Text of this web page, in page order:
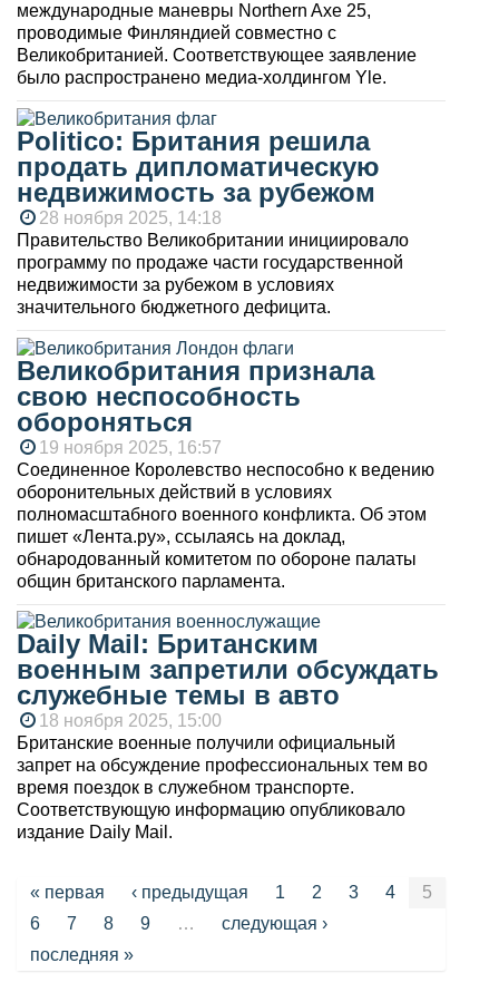
международные маневры Northern Axe 25,
проводимые Финляндией совместно с
Великобританией. Соответствующее заявление
было распространено медиа-холдингом Yle.
Politico: Британия решила
продать дипломатическую
недвижимость за рубежом
28 ноября 2025, 14:18
Правительство Великобритании инициировало
программу по продаже части государственной
недвижимости за рубежом в условиях
значительного бюджетного дефицита.
Великобритания признала
свою неспособность
обороняться
19 ноября 2025, 16:57
Соединенное Королевство неспособно к ведению
оборонительных действий в условиях
полномасштабного военного конфликта. Об этом
пишет «Лента.ру», ссылаясь на доклад,
обнародованный комитетом по обороне палаты
общин британского парламента.
Daily Mail: Британским
военным запретили обсуждать
служебные темы в авто
18 ноября 2025, 15:00
Британские военные получили официальный
запрет на обсуждение профессиональных тем во
время поездок в служебном транспорте.
Соответствующую информацию опубликовало
издание Daily Mail.
Страницы
« первая ‹ предыдущая 1 2 3 4
5
6
7 8 9 …
следующая ›
последняя »